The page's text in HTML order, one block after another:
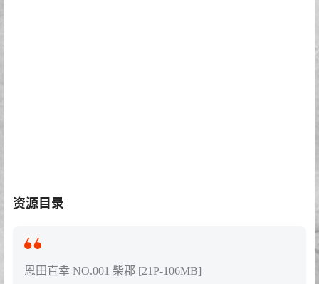
资源目录
恩田直幸 NO.001 柴郡 [21P-106MB]